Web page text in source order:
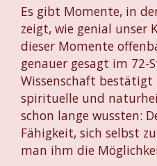
Es gibt Momente, in
zeigt, wie genial unser
dieser Momente
genauer gesagt im 72-
Wissenschaft bestätigt
spirituelle und
schon lange wussten:
Fähigkeit, sich selbst
man ihm die